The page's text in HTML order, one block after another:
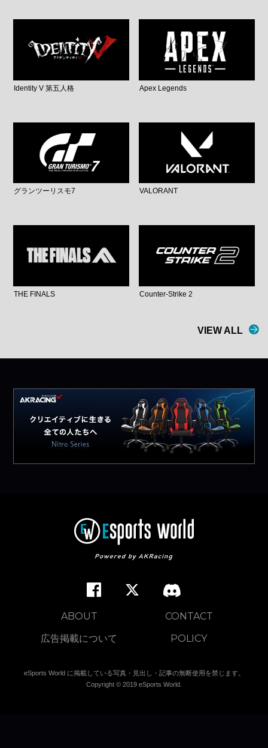
Identity V 第五人格 Apex Legends
グランツーリスモ7 VALORANT
THE FINALS Counter-Strike 2
VIEW ALL
ABOUT
CONTACT
広告掲載について
POLICY
eSports World に掲載している写真・見出し・記事の無断使用を禁じます。
Copyright © 2019 eSports World.